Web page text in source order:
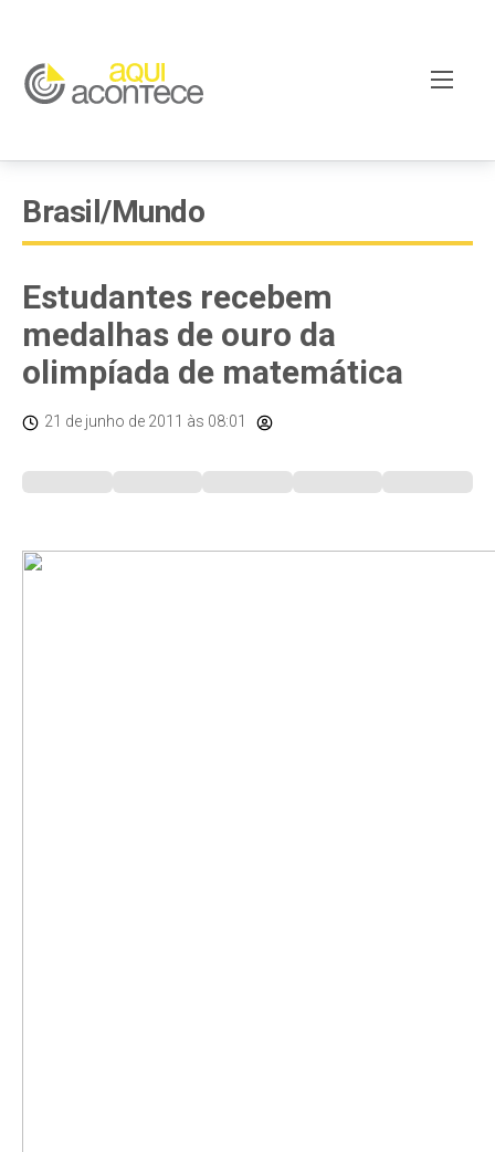
Brasil/Mundo
Estudantes recebem
medalhas de ouro da
olimpíada de matemática
21 de junho de 2011 às 08:01